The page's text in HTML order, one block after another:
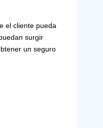
el cliente pueda
surgir
un seguro